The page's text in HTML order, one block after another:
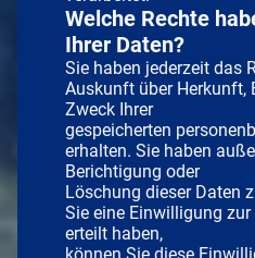
Welche Rechte
Ihrer Daten?
Sie haben jederzeit das
Auskunft über Herkunft,
Zweck Ihrer
gespeicherten
erhalten. Sie haben
Berichtigung oder
Löschung dieser Daten
Sie eine Einwilligung
erteilt haben,